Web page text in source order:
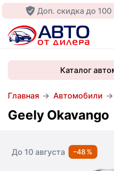
Доп. скидка до 100
Главная Автомобили
Каталог
Geely Okavango
До 10 августа –48 %